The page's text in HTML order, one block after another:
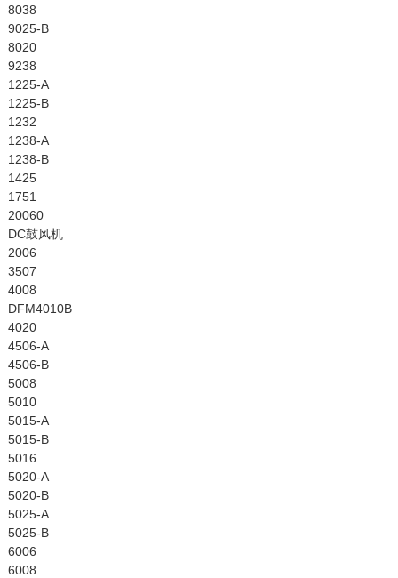
8038
9025-B
8020
9238
1225-A
1225-B
1232
1238-A
1238-B
1425
1751
20060
DC鼓风机
2006
3507
4008
DFM4010B
4020
4506-A
4506-B
5008
5010
5015-A
5015-B
5016
5020-A
5020-B
5025-A
5025-B
6006
6008